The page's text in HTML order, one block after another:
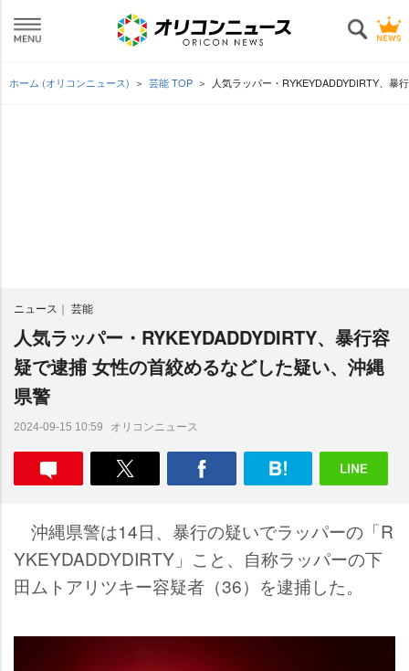
ホーム (オリコンニュース) 芸能 TOP 人気ラッパー・RYKEYDADDYDIRTY、暴
ニュース 芸能
人気ラッパー・RYKEYDADDYDIRTY、暴行容
疑で逮捕 女性の首絞めるなどした疑い、沖縄
県警
2024-09-15 10:59 オリコンニュース
沖縄県警は14日、暴行の疑いでラッパーの「R
YKEYDADDYDIRTY」こと、自称ラッパーの下
田ムトアリツキー容疑者（36）を逮捕した。